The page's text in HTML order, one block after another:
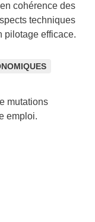
cohérence des
techniques
pilotage efficace.
mutations
emploi.